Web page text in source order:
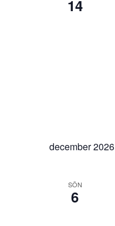
14
december 2026
SÖN
6